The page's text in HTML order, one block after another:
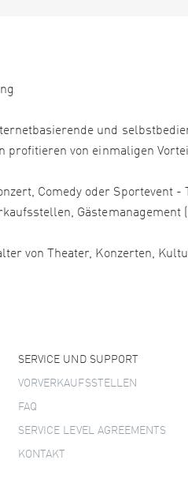
und
profitieren von einmaligen
Comedy oder
von Theater, Konzerten,
SERVICE UND SUPPORT
VORVERKAUFSSTELLEN
FAQ
SERVICE LEVEL AGREEMENTS
KONTAKT